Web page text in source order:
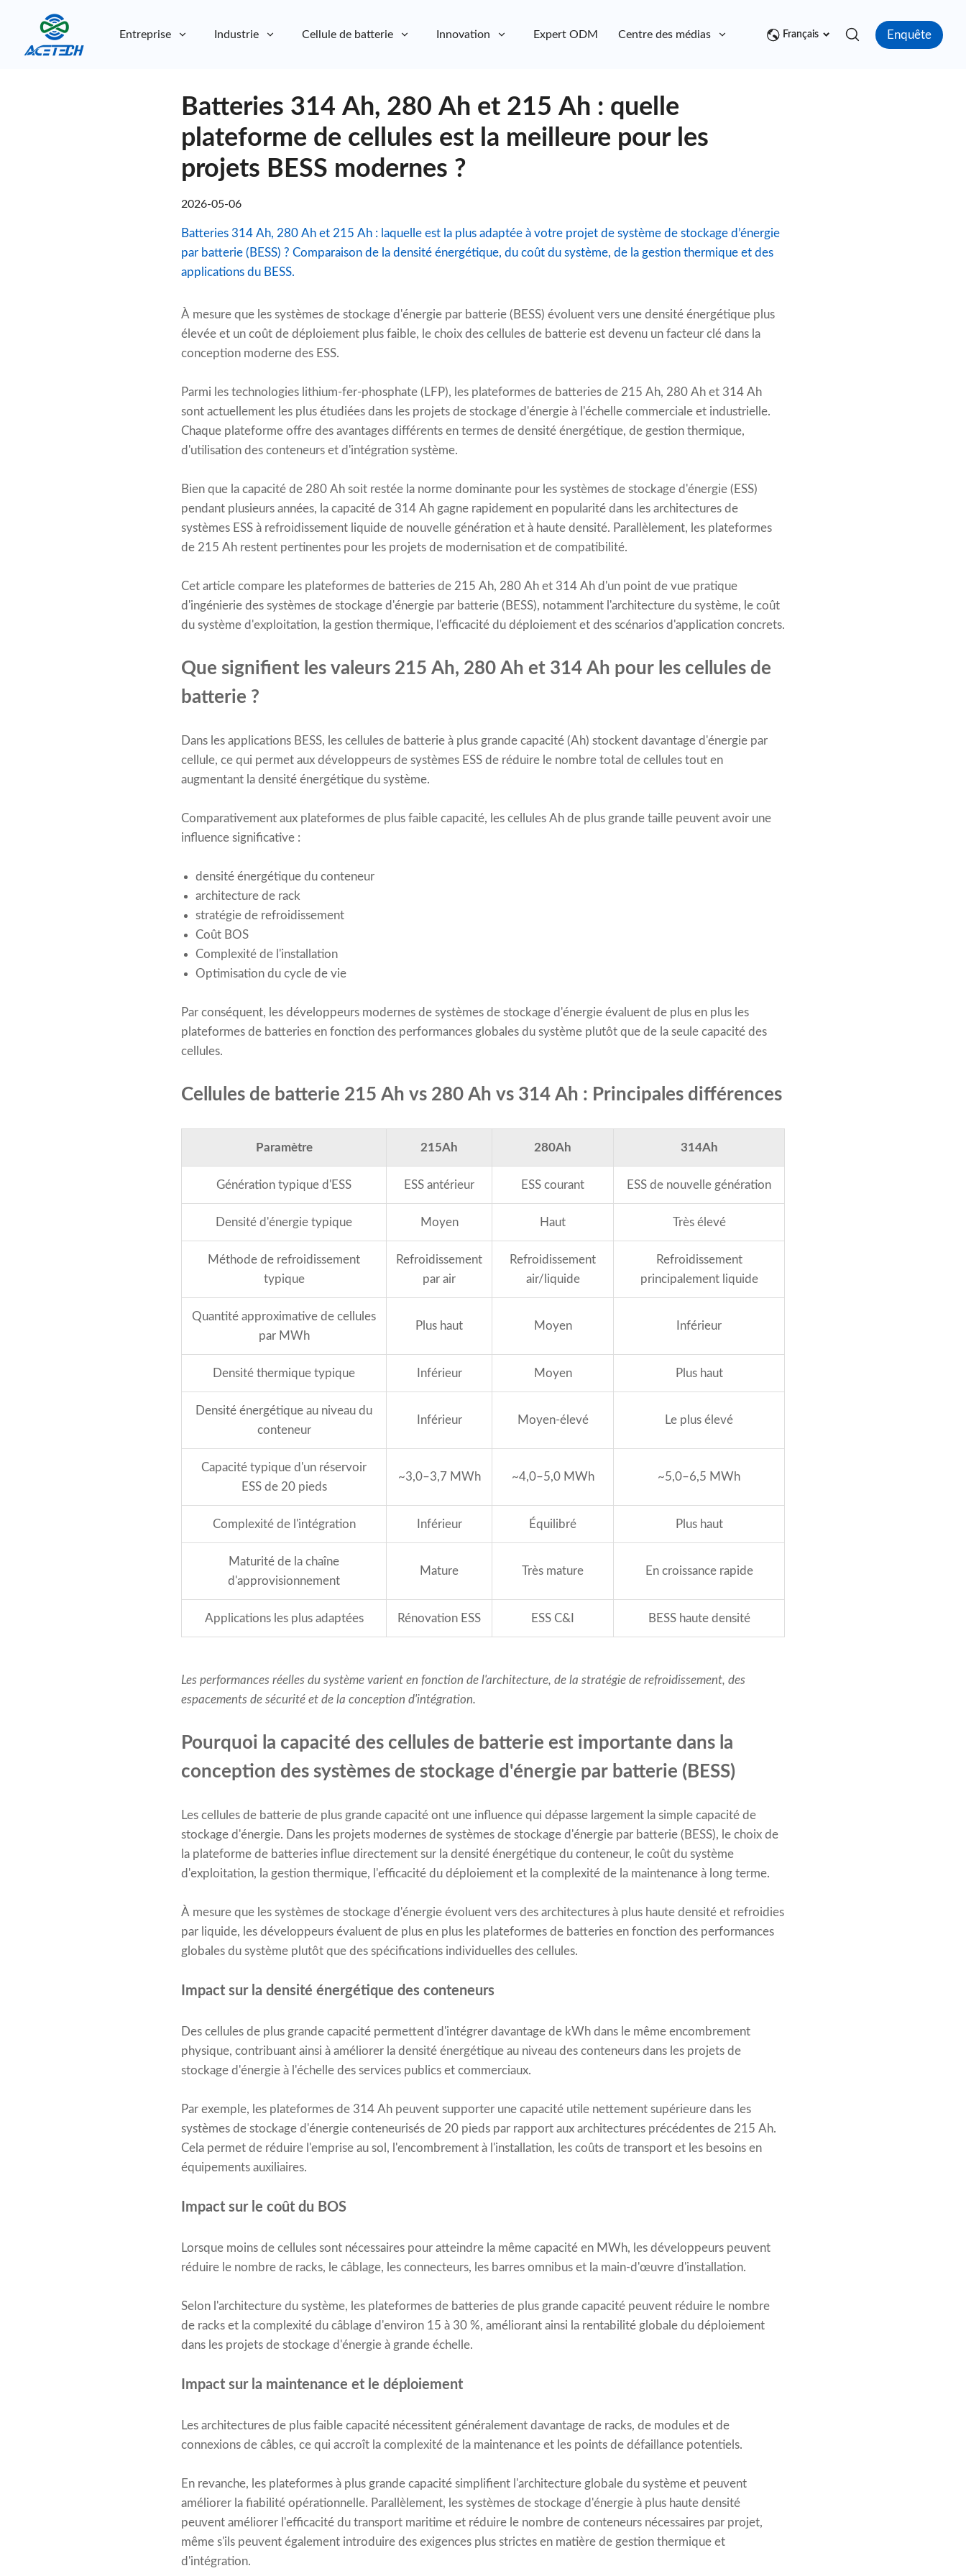
Entreprise Industrie Cellule de batterie Innovation Expert ODM Centre des médias ContactFrançais Enquête
Batteries 314 Ah, 280 Ah et 215 Ah : quelle
plateforme de cellules est la meilleure pour les
projets BESS modernes ?
2026-05-06
Batteries 314 Ah, 280 Ah et 215 Ah : laquelle est la plus adaptée à votre projet de système de stockage d’énergie
par batterie (BESS) ? Comparaison de la densité énergétique, du coût du système, de la gestion thermique et des
applications du BESS.
À mesure que les systèmes de stockage d'énergie par batterie (BESS) évoluent vers une densité énergétique plus
élevée et un coût de déploiement plus faible, le choix des cellules de batterie est devenu un facteur clé dans la
conception moderne des ESS.
Parmi les technologies lithium-fer-phosphate (LFP), les plateformes de batteries de 215 Ah, 280 Ah et 314 Ah
sont actuellement les plus étudiées dans les projets de stockage d'énergie à l'échelle commerciale et industrielle.
Chaque plateforme offre des avantages différents en termes de densité énergétique, de gestion thermique,
d'utilisation des conteneurs et d'intégration système.
Bien que la capacité de 280 Ah soit restée la norme dominante pour les systèmes de stockage d'énergie (ESS)
pendant plusieurs années, la capacité de 314 Ah gagne rapidement en popularité dans les architectures de
systèmes ESS à refroidissement liquide de nouvelle génération et à haute densité. Parallèlement, les plateformes
de 215 Ah restent pertinentes pour les projets de modernisation et de compatibilité.
Cet article compare les plateformes de batteries de 215 Ah, 280 Ah et 314 Ah d'un point de vue pratique
d'ingénierie des systèmes de stockage d'énergie par batterie (BESS), notamment l'architecture du système, le coût
du système d'exploitation, la gestion thermique, l'efficacité du déploiement et des scénarios d'application concrets.
Que signifient les valeurs 215 Ah, 280 Ah et 314 Ah pour les cellules de
batterie ?
Dans les applications BESS, les cellules de batterie à plus grande capacité (Ah) stockent davantage d'énergie par
cellule, ce qui permet aux développeurs de systèmes ESS de réduire le nombre total de cellules tout en
augmentant la densité énergétique du système.
Comparativement aux plateformes de plus faible capacité, les cellules Ah de plus grande taille peuvent avoir une
influence significative :
densité énergétique du conteneur
architecture de rack
stratégie de refroidissement
Coût BOS
Complexité de l'installation
Optimisation du cycle de vie
Par conséquent, les développeurs modernes de systèmes de stockage d'énergie évaluent de plus en plus les
plateformes de batteries en fonction des performances globales du système plutôt que de la seule capacité des
cellules.
Cellules de batterie 215 Ah vs 280 Ah vs 314 Ah : Principales différences
Paramètre 215Ah 280Ah 314Ah
Génération typique d'ESS ESS antérieur ESS courant ESS de nouvelle génération
Densité d'énergie typique Moyen Haut Très élevé
Méthode de refroidissement
typique
Refroidissement
par air
Refroidissement
air/liquide
Refroidissement
principalement liquide
Quantité approximative de cellules
par MWh
Plus haut Moyen Inférieur
Densité thermique typique Inférieur Moyen Plus haut
Densité énergétique au niveau du
conteneur
Inférieur Moyen-élevé Le plus élevé
Capacité typique d'un réservoir
ESS de 20 pieds
~3,0–3,7 MWh ~4,0–5,0 MWh ~5,0–6,5 MWh
Complexité de l'intégration Inférieur Équilibré Plus haut
Maturité de la chaîne
d'approvisionnement
Mature Très mature En croissance rapide
Applications les plus adaptées Rénovation ESS ESS C&I BESS haute densité
Les performances réelles du système varient en fonction de l'architecture, de la stratégie de refroidissement, des
espacements de sécurité et de la conception d'intégration.
Pourquoi la capacité des cellules de batterie est importante dans la
conception des systèmes de stockage d'énergie par batterie (BESS)
Les cellules de batterie de plus grande capacité ont une influence qui dépasse largement la simple capacité de
stockage d'énergie. Dans les projets modernes de systèmes de stockage d'énergie par batterie (BESS), le choix de
la plateforme de batteries influe directement sur la densité énergétique du conteneur, le coût du système
d'exploitation, la gestion thermique, l'efficacité du déploiement et la complexité de la maintenance à long terme.
À mesure que les systèmes de stockage d'énergie évoluent vers des architectures à plus haute densité et refroidies
par liquide, les développeurs évaluent de plus en plus les plateformes de batteries en fonction des performances
globales du système plutôt que des spécifications individuelles des cellules.
Impact sur la densité énergétique des conteneurs
Des cellules de plus grande capacité permettent d'intégrer davantage de kWh dans le même encombrement
physique, contribuant ainsi à améliorer la densité énergétique au niveau des conteneurs dans les projets de
stockage d'énergie à l'échelle des services publics et commerciaux.
Par exemple, les plateformes de 314 Ah peuvent supporter une capacité utile nettement supérieure dans les
systèmes de stockage d'énergie conteneurisés de 20 pieds par rapport aux architectures précédentes de 215 Ah.
Cela permet de réduire l'emprise au sol, l'encombrement à l'installation, les coûts de transport et les besoins en
équipements auxiliaires.
Impact sur le coût du BOS
Lorsque moins de cellules sont nécessaires pour atteindre la même capacité en MWh, les développeurs peuvent
réduire le nombre de racks, le câblage, les connecteurs, les barres omnibus et la main-d'œuvre d'installation.
Selon l'architecture du système, les plateformes de batteries de plus grande capacité peuvent réduire le nombre
de racks et la complexité du câblage d'environ 15 à 30 %, améliorant ainsi la rentabilité globale du déploiement
dans les projets de stockage d'énergie à grande échelle.
Impact sur la maintenance et le déploiement
Les architectures de plus faible capacité nécessitent généralement davantage de racks, de modules et de
connexions de câbles, ce qui accroît la complexité de la maintenance et les points de défaillance potentiels.
En revanche, les plateformes à plus grande capacité simplifient l'architecture globale du système et peuvent
améliorer la fiabilité opérationnelle. Parallèlement, les systèmes de stockage d'énergie à plus haute densité
peuvent améliorer l'efficacité du transport maritime et réduire le nombre de conteneurs nécessaires par projet,
même s'ils peuvent également introduire des exigences plus strictes en matière de gestion thermique et
d'intégration.